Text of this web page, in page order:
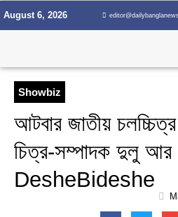
August 6, 2026
Showbiz
আটবার জাতীয়
চিত্র-সম্পাদক দুলু
DesheBideshe